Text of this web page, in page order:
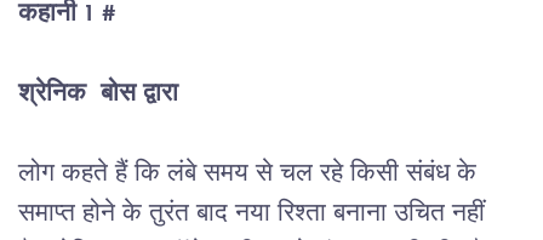
कहानी 1 #
श्रेनिक बोस द्वारा
लोग कहते हैं कि लंबे समय से चल रहे किसी संबंध के
समाप्त होने के तुरंत बाद नया रिश्ता बनाना उचित नहीं